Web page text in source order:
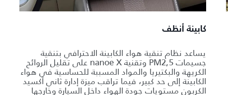
كابينة أنظف
يساعد نظام تنقية هواء الكابينة الاحترافي بتنقية
جسيمات PM2,5 وتقنية nanoe X على تقليل الروائح
الكريهة والبكتيريا والمواد المسببة للحساسية في هواء
الكابينة إلى حد كبير، فيما تراقب ميزة إدارة ثاني أكسيد
الكربون مستويات جودة الهواء داخل السيارة وخارجها